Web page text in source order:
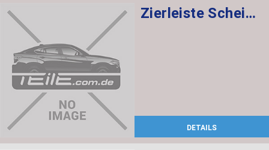
Zierleiste Scheibe feststehend rechts
DETAILS